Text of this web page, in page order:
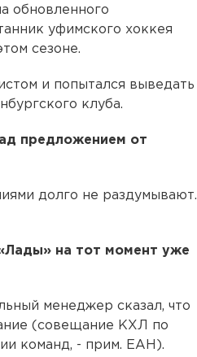
обновленного
уфимского хоккея
сезоне.
и попытался выведать
клуба.
предложением от
долго не раздумывают.
на тот момент уже
менеджер сказал, что
(совещание КХЛ по
команд, - прим. ЕАН).